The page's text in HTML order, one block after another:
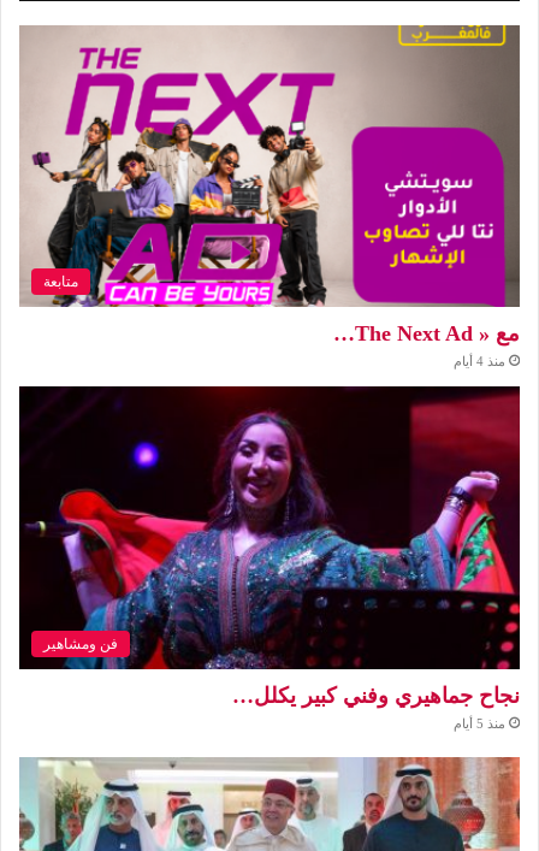
متابعة
مع « The Next Ad…
منذ 4 أيام
فن ومشاهير
نجاح جماهيري وفني كبير يكلل…
منذ 5 أيام